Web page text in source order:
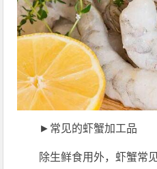
►常见的虾蟹加工品
除生鲜食用外，虾蟹常